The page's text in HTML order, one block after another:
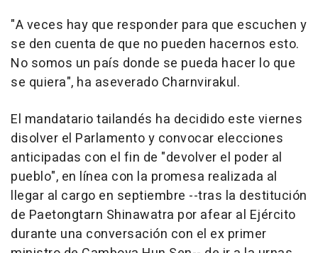
"A veces hay que responder para que escuchen y
se den cuenta de que no pueden hacernos esto.
No somos un país donde se pueda hacer lo que
se quiera", ha aseverado Charnvirakul.
El mandatario tailandés ha decidido este viernes
disolver el Parlamento y convocar elecciones
anticipadas con el fin de "devolver el poder al
pueblo", en línea con la promesa realizada al
llegar al cargo en septiembre --tras la destitución
de Paetongtarn Shinawatra por afear al Ejército
durante una conversación con el ex primer